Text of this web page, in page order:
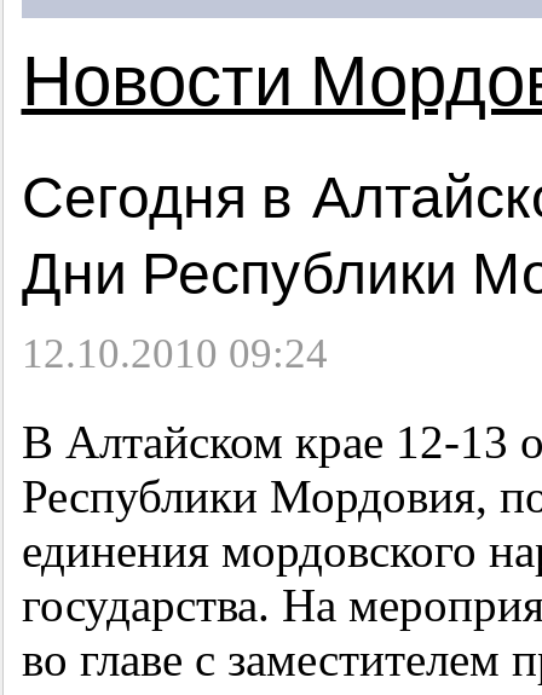
Новости
Сегодня в
Дни Республики
12.10.2010 09:24
В Алтайском крае 12-13
Республики Мордовия,
единения мордовского
государства. На
во главе с заместителем